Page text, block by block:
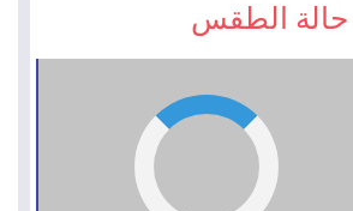
حالة الطقس